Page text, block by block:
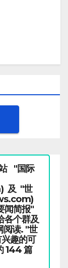
"国际
及 "世
闻简报"
各个群及
阅读. "世
趣的可
144 篇